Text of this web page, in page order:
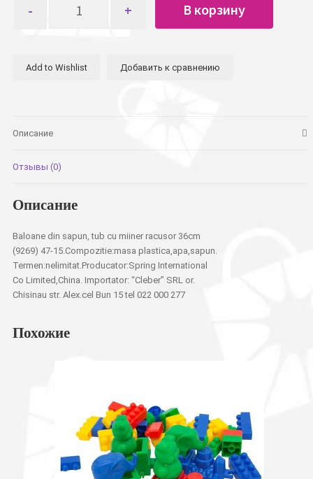
товара
ручка-
В корзину
Add to Wishlist Добавить к сравнению
Описание
Отзывы (0)
Описание
Baloane din sapun, tub cu miiner racusor 36cm
(9269) 47-15.Compozitie:masa plastica,apa,sapun.
Termen:nelimitat.Producator:Spring International
Co Limited,China. Importator: “Cleber” SRL or.
Chisinau str. Alex.cel Bun 15 tel 022 000 277
Похожие